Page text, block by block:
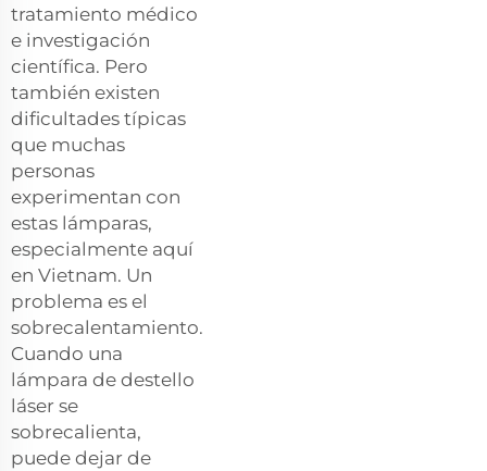
tratamiento médico
e investigación
científica. Pero
también existen
dificultades típicas
que muchas
personas
experimentan con
estas lámparas,
especialmente aquí
en Vietnam. Un
problema es el
sobrecalentamiento.
Cuando una
lámpara de destello
láser se
sobrecalienta,
puede dejar de